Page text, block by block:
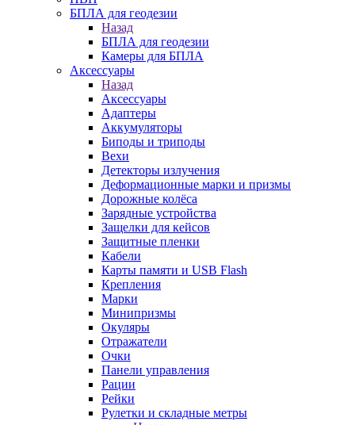
БПЛА для геодезии
Назад
БПЛА для геодезии
Камеры для БПЛА
Аксессуары
Назад
Аксессуары
Адаптеры
Аккумуляторы
Биподы и триподы
Вехи
Детекторы излучения
Деформационные марки и призмы
Дорожные колёса
Зарядные устройства
Защелки для кейсов
Защитные пленки
Кабели
Карты памяти и USB Flash
Крепления
Марки
Минипризмы
Окуляры
Отражатели
Очки
Панели управления
Рации
Рейки
Рулетки и складные метры